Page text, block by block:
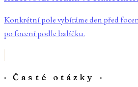
Konkrétní pole vybíráme den před
po focení podle balíčku.
· Časté otázky ·